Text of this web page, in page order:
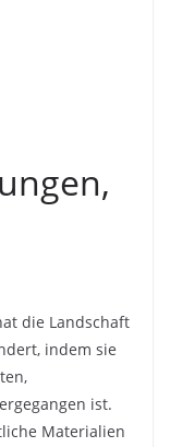
die Landschaft
indem sie
ist.
Materialien